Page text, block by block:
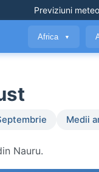
Previziuni
Africa ▼
Medii
Nauru.